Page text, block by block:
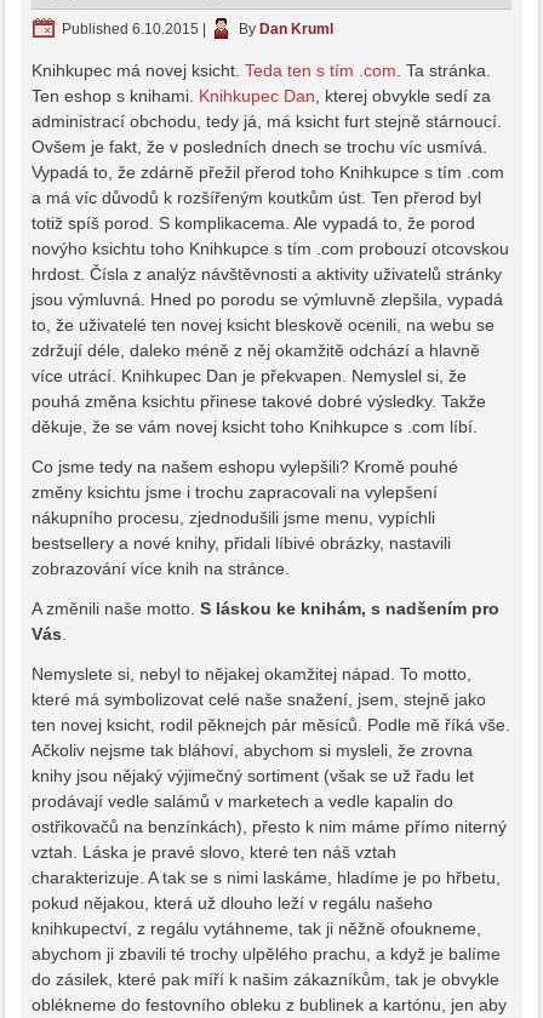
Published 6.10.2015 | By Dan Kruml
Knihkupec má novej ksicht.Teda ten s tím .com . Ta stránka.
Ten eshop s knihami. Knihkupec Dan , kterej obvykle sedí za
administrací obchodu, tedy já, má ksicht furt stejně stárnoucí.
Ovšem je fakt, že v posledních dnech se trochu víc usmívá.
Vypadá to, že zdárně přežil přerod toho Knihkupce s tím .com
a má víc důvodů k rozšířeným koutkům úst. Ten přerod byl
totiž spíš porod. S komplikacema. Ale vypadá to, že porod
novýho ksichtu toho Knihkupce s tím .com probouzí otcovskou
hrdost. Čísla z analýz návštěvnosti a aktivity uživatelů stránky
jsou výmluvná. Hned po porodu se výmluvně zlepšila, vypadá
to, že uživatelé ten novej ksicht bleskově ocenili, na webu se
zdržují déle, daleko méně z něj okamžitě odchází a hlavně
více utrácí. Knihkupec Dan je překvapen. Nemyslel si, že
pouhá změna ksichtu přinese takové dobré výsledky. Takže
děkuje, že se vám novej ksicht toho Knihkupce s .com líbí.
Co jsme tedy na našem eshopu vylepšili? Kromě pouhé
změny ksichtu jsme i trochu zapracovali na vylepšení
nákupního procesu, zjednodušili jsme menu, vypíchli
bestsellery a nové knihy, přidali líbivé obrázky, nastavili
zobrazování více knih na stránce.
A změnili naše motto.S láskou ke knihám, s nadšením pro
Vás
Nemyslete si, nebyl to nějakej okamžitej nápad. To motto,
které má symbolizovat celé naše snažení, jsem, stejně jako
ten novej ksicht, rodil pěknejch pár měsíců. Podle mě říká vše.
Ačkoliv nejsme tak bláhoví, abychom si mysleli, že zrovna
knihy jsou nějaký výjimečný sortiment (však se už řadu let
prodávají vedle salámů v marketech a vedle kapalin do
ostřikovačů na benzínkách), přesto k nim máme přímo niterný
vztah. Láska je pravé slovo, které ten náš vztah
charakterizuje. A tak se s nimi laskáme, hladíme je po hřbetu,
pokud nějakou, která už dlouho leží v regálu našeho
knihkupectví, z regálu vytáhneme, tak ji něžně ofoukneme,
abychom ji zbavili té trochy ulpělého prachu, a když je balíme
do zásilek, které pak míří k našim zákazníkům, tak je obvykle
oblékneme do festovního obleku z bublinek a kartónu, jen aby